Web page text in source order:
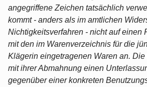
angegriffene Zeichen tatsächlich
kommt - anders als im amtlichen
Nichtigkeitsverfahren - nicht auf einen
mit den im Warenverzeichnis für die
Klägerin eingetragenen Waren an.
mit ihrer Abmahnung einen
gegenüber einer konkreten